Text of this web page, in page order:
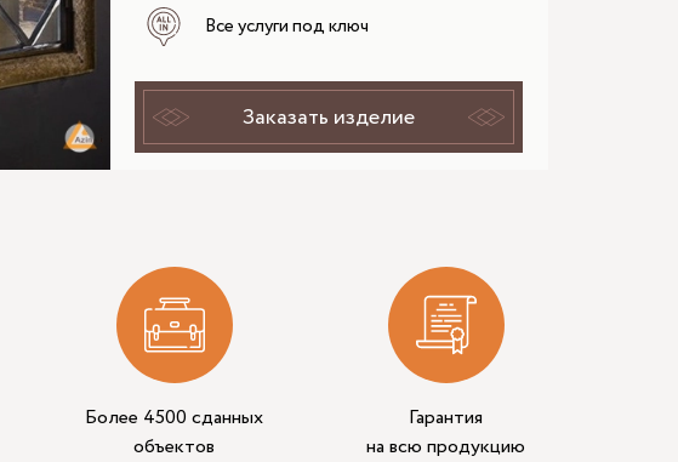
Все услуги под ключ
Заказать изделие
Более 4500 сданных
объектов
Гарантия
на всю продукцию